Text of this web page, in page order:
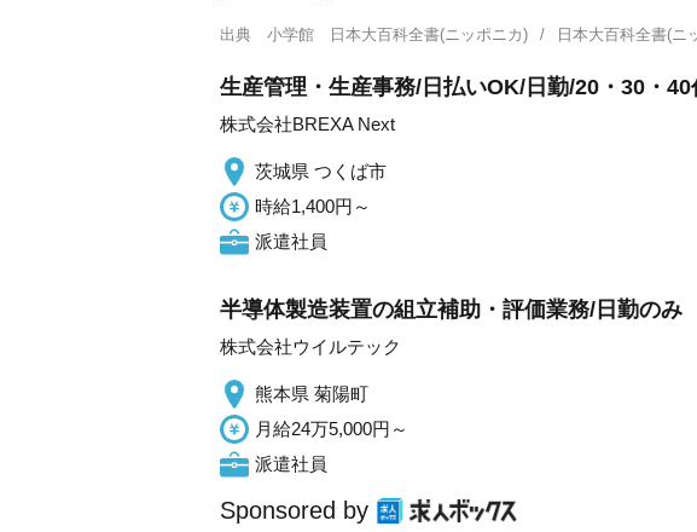
出典 小学館 日本大百科全書(ニッポニカ) 日本大百科全書(
生産管理・生産事務/日払いOK/日勤/20・30・
株式会社BREXA Next
茨城県 つくば市
時給1,400円～
派遣社員
半導体製造装置の組立補助・評価業務/日勤のみ
株式会社ウイルテック
熊本県 菊陽町
月給24万5,000円～
派遣社員
Sponsored by